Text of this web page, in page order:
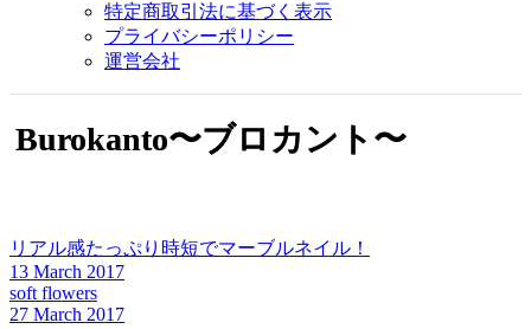
特定商取引法に基づく表示
プライバシーポリシー
運営会社
Burokanto〜ブロカント〜
リアル感たっぷり時短でマーブルネイル！
13 March 2017
soft flowers
27 March 2017